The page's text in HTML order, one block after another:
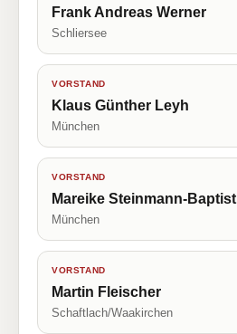
Frank Andreas Werner
Schliersee
VORSTAND
Klaus Günther Leyh
München
VORSTAND
Mareike Steinmann-Baptist
München
VORSTAND
Martin Fleischer
Schaftlach/Waakirchen